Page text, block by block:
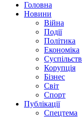
Головна
Новини
Війна
Події
Політика
Економіка
Корупція
Бізнес
Світ
Спорт
Публікації
Спецтема